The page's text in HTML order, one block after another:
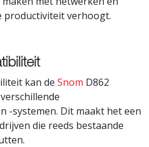
productiviteit verhoogt.
kan deSnom D862
-systemen. Dit maakt het een
die reeds bestaande